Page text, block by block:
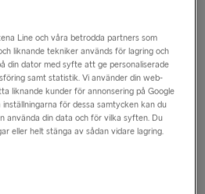
inte tillåtna att stanna i
Innan avgång säkras
ombord och stängs för
är inte tillåtna att besöka
gång. På vissa längre resor, när
kan du boka ett besök till
Line och våra betrodda partners som
liknande tekniker används för lagring och
din dator med syfte att ge personaliserade
samt statistik. Vi använder din web-
liknande kunder för annonsering på Google
för dessa samtycken kan du
använda din data och för vilka syften. Du
eller helt stänga av sådan vidare lagring.